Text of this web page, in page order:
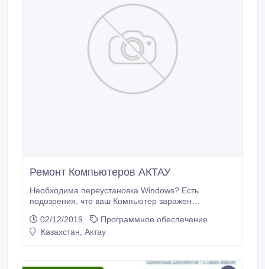
Ремонт Компьютеров АКТАУ
Необходима переустановка Windows? Есть
подозрения, что ваш Компьютер заражен
здесь ПОМОГУТ СОТ: 8701-4624900.
02/12/2019
Программное обеспечение
Казахстан, Актау